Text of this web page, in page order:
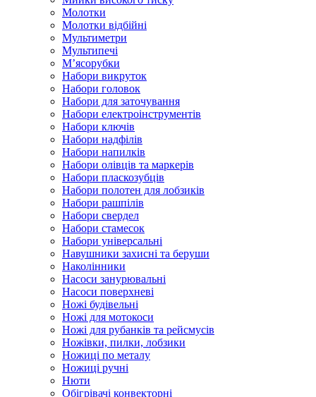
Молотки
Молотки відбійні
Мультиметри
Мультипечі
М’ясорубки
Набори викруток
Набори головок
Набори для заточування
Набори електроінструментів
Набори ключів
Набори надфілів
Набори напилків
Набори олівців та маркерів
Набори пласкозубців
Набори полотен для лобзиків
Набори рашпілів
Набори свердел
Набори стамесок
Набори універсальні
Навушники захисні та беруши
Наколінники
Насоси занурювальні
Насоси поверхневі
Ножі будівельні
Ножі для мотокоси
Ножі для рубанків та рейсмусів
Ножівки, пилки, лобзики
Ножиці по металу
Ножиці ручні
Нюти
Обігрівачі конвекторні